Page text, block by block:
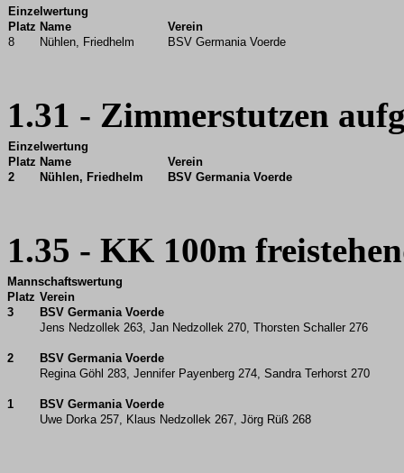
Einzelwertung
Platz Name
Verein
8
Nühlen, Friedhelm BSV Germania Voerde
1.31 - Zimmerstutzen
Einzelwertung
Platz Name
Verein
2
Nühlen, Friedhelm BSV Germania Voerde
1.35 - KK 100m
Mannschaftswertung
Platz Verein
3
BSV Germania Voerde
Jens Nedzollek 263, Jan Nedzollek 270, Thorsten Schaller 276
2
BSV Germania Voerde
Regina Göhl 283, Jennifer Payenberg 274, Sandra Terhorst 270
1
BSV Germania Voerde
Uwe Dorka 257, Klaus Nedzollek 267, Jörg Rüß 268